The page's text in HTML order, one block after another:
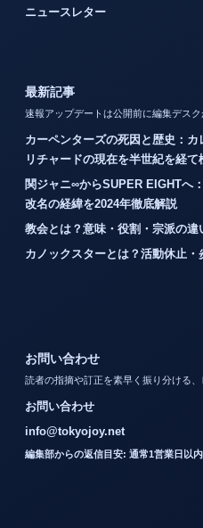
ニュースレター
最新記事
速報アップデートは公開前に編集デスク
カーペンターズの死因と歴史：
リチャードの現在を半世紀を経て
関ジャニ∞からSUPER EIGHTへ
改名の経緯を2024年徹底解説
教会とは？意味・役割・宗派の違
カノックスターとは？活動休止
お問い合わせ
読者の指摘や訂正を素早く振り分ける
お問い合わせ
info@tokyojoy.net
編集部からの返信目安: 通常1営業日以内